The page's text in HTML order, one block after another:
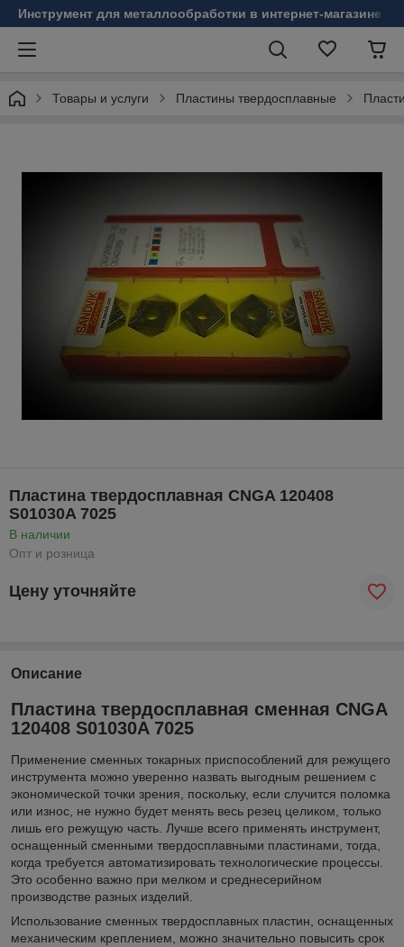
Инструмент для металлообработки в интернет-магазине
Товары и услуги Пластины твердосплавные
Пластина твердосплавная CNGA 120408
S01030A 7025
В наличии
Опт и розница
Цену уточняйте
Описание
Пластина твердосплавная сменная CNGA
120408 S01030A 7025
Применение сменных токарных приспособлений для режущего
инструмента можно уверенно назвать выгодным решением с
экономической точки зрения, поскольку, если случится поломка
или износ, не нужно будет менять весь резец целиком, только
лишь его режущую часть. Лучше всего применять инструмент,
оснащенный сменными твердосплавными пластинами, тогда,
когда требуется автоматизировать технологические процессы.
Это особенно важно при мелком и среднесерийном
производстве разных изделий.
Использование сменных твердосплавных пластин, оснащенных
механическим креплением, можно значительно повысить срок